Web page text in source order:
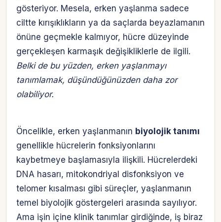
gösteriyor. Mesela, erken yaşlanma sadece
ciltte kırışıklıkların ya da saçlarda beyazlamanın
önüne geçmekle kalmıyor, hücre düzeyinde
gerçekleşen karmaşık değişikliklerle de ilgili.
Belki de bu yüzden, erken yaşlanmayı
tanımlamak, düşündüğünüzden daha zor
olabiliyor.
Öncelikle, erken yaşlanmanın biyolojik tanımı
genellikle hücrelerin fonksiyonlarını
kaybetmeye başlamasıyla ilişkili. Hücrelerdeki
DNA hasarı, mitokondriyal disfonksiyon ve
telomer kısalması gibi süreçler, yaşlanmanın
temel biyolojik göstergeleri arasında sayılıyor.
Ama işin içine klinik tanımlar girdiğinde, iş biraz